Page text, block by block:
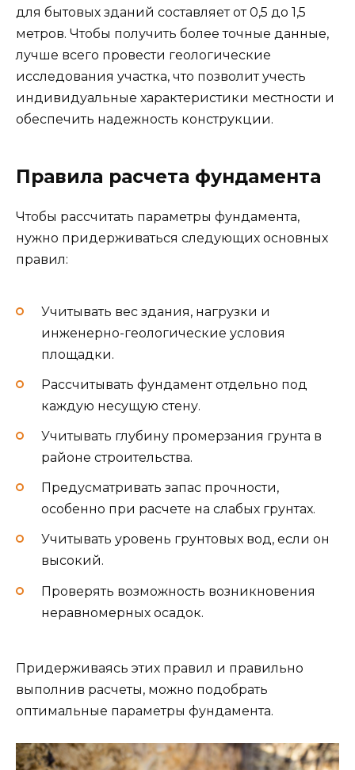
для бытовых зданий составляет от 0,5 до 1,5
метров. Чтобы получить более точные данные,
лучше всего провести геологические
исследования участка, что позволит учесть
индивидуальные характеристики местности и
обеспечить надежность конструкции.
Правила расчета фундамента
Чтобы рассчитать параметры фундамента,
нужно придерживаться следующих основных
правил:
Учитывать вес здания, нагрузки и
инженерно-геологические условия
площадки.
Рассчитывать фундамент отдельно под
каждую несущую стену.
Учитывать глубину промерзания грунта в
районе строительства.
Предусматривать запас прочности,
особенно при расчете на слабых грунтах.
Учитывать уровень грунтовых вод, если он
высокий.
Проверять возможность возникновения
неравномерных осадок.
Придерживаясь этих правил и правильно
выполнив расчеты, можно подобрать
оптимальные параметры фундамента.